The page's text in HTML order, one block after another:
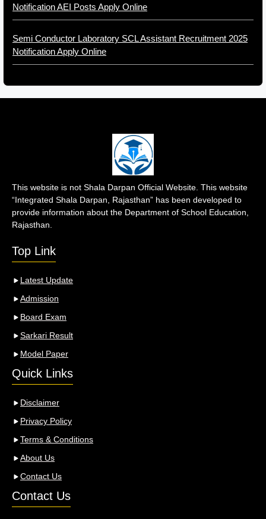
Notification AEI Posts Apply Online
Semi Conductor Laboratory SCL Assistant Recruitment 2025
Notification Apply Online
This website is not Shala Darpan Official Website. This website
“Integrated Shala Darpan, Rajasthan” has been developed to
provide information about the Department of School Education,
Rajasthan.
Top Link
Latest Update
Admission
Board Exam
Sarkari Result
Model Paper
Quick Links
Disclaimer
Privacy Policy
Terms & Conditions
About Us
Contact Us
Contact Us